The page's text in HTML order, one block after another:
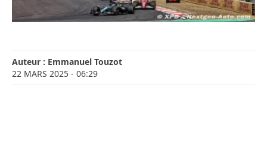
Auteur : Emmanuel Touzot
22 MARS 2025 - 06:29